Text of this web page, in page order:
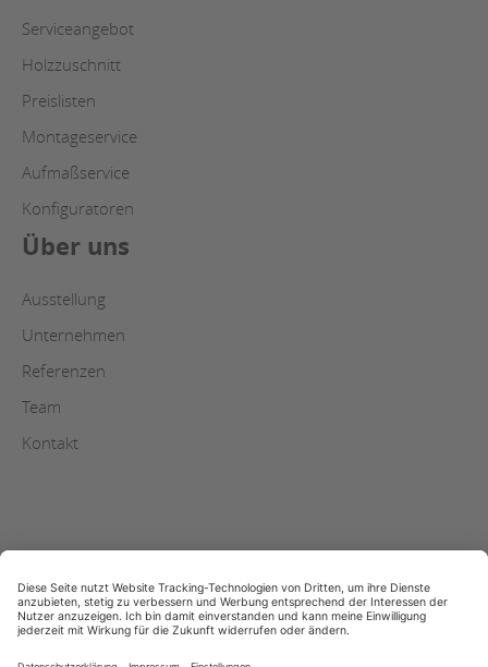
Serviceangebot
Holzzuschnitt
Preislisten
Montageservice
Aufmaßservice
Konfiguratoren
Über uns
Ausstellung
Unternehmen
Referenzen
Team
Kontakt
AGB